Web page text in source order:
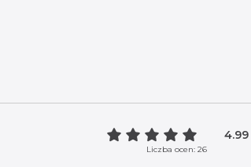
4.99
Liczba ocen: 26